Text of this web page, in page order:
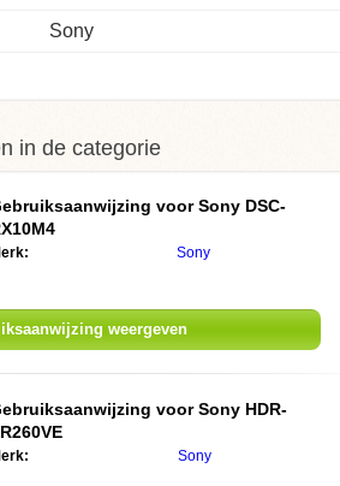
Sony
in de categorie
voorSony DSC-
Sony
weergeven
voorSony HDR-
Sony